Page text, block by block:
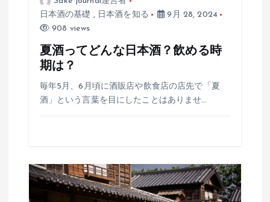
日本酒の基礎 , 日本酒を知る
9月 28, 2024
908 views
夏酒ってどんな日本酒？飲める時
期は？
毎年5月、6月頃に酒販店や飲食店の店先で「夏
酒」という言葉を目にしたことはありませ…